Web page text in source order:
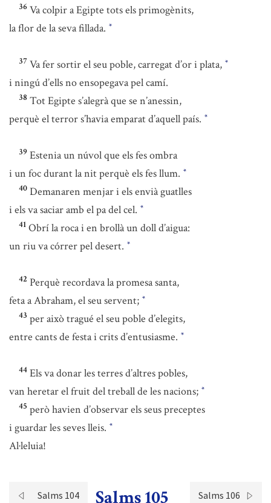
36 Va colpir a Egipte tots els primogènits,
la flor de la seva fillada. *
37 Va fer sortir el seu poble, carregat d’or i plata, *
i ningú d’ells no ensopegava pel camí.
38 Tot Egipte s’alegrà que se n’anessin,
perquè el terror s’havia emparat d’aquell país. *
39 Estenia un núvol que els fes ombra
i un foc durant la nit perquè els fes llum. *
40 Demanaren menjar i els envià guatlles
i els va saciar amb el pa del cel. *
41 Obrí la roca i en brollà un doll d’aigua:
un riu va córrer pel desert. *
42 Perquè recordava la promesa santa,
feta a Abraham, el seu servent; *
43 per això tragué el seu poble d’elegits,
entre cants de festa i crits d’entusiasme. *
44 Els va donar les terres d’altres pobles,
van heretar el fruit del treball de les nacions; *
45 però havien d’observar els seus preceptes
i guardar les seves lleis. *
Al·leluia!
Salms 104 Salms 105 Salms 106